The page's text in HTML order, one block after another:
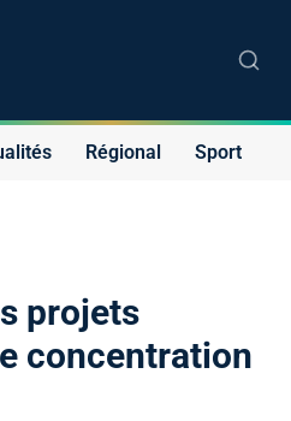
Régional Sport
projets
concentration